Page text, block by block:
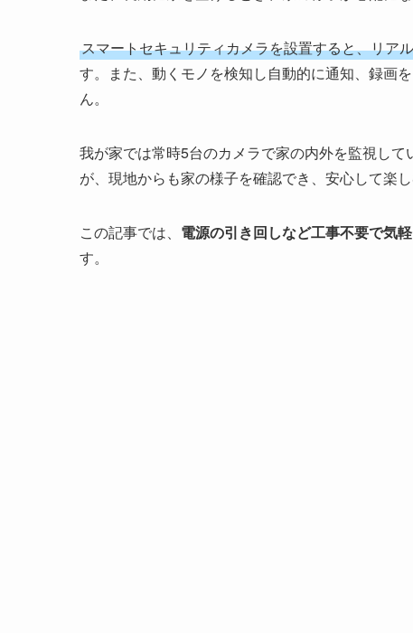
スマートセキュリティカメラを設置すると、リア
す。また、動くモノを検知し自動的に通知、録画
ん。
我が家では常時5台のカメラで家の内外を監視し
が、現地からも家の様子を確認でき、安心して楽し
この記事では、 電源の引き回しなど工事不要で気
す。